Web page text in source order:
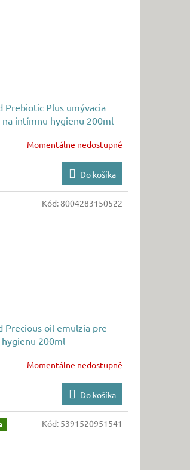
Prebiotic Plus umývacia
intímnu hygienu 200ml
Momentálne nedostupné
Do košíka
Precious oil emulzia pre
200ml
Momentálne nedostupné
Do košíka
Kód:8004283150522
Kód: 5391520951541